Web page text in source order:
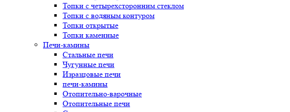
Топки с четырехсторонним стеклом
Топки с водяным контуром
Топки открытые
Топки каменные
Печи-камины
Стальные печи
Чугунные печи
Изразцовые печи
печи-камины
Отопительно-варочные
Отопительные печи